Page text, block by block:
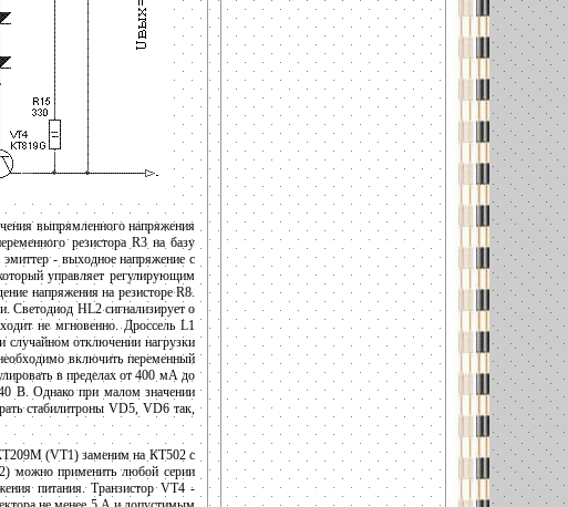
выпрямленного напряжения
резистора R3 на базу
- выходное напряжение с
управляет регулирующим
напряжения на резисторе R8.
Светодиод HL2 сигнализирует о
не мгновенно. Дроссель L1
случайном отключении нагрузки
включить переменный
в пределах от 400 мА до
В. Однако при малом значении
стабилитроны VD5, VD6 так,
(VT1) заменим на КТ502 с
применить любой серии
питания. Транзистор VT4 -